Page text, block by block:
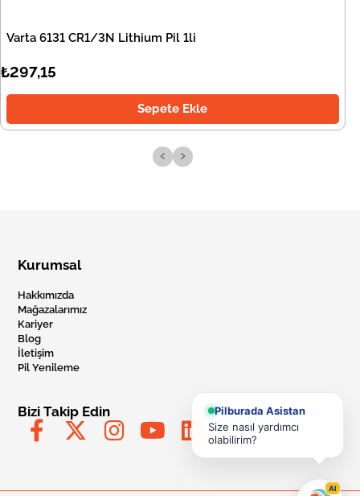
Varta 6131 CR1/3N Lithium Pil 1li
₺297,15
Sepete Ekle
‹ ›
Kurumsal
Hakkımızda
Mağazalarımız
Kariyer
Blog
İletişim
Pil Yenileme
Bizi Takip Edin
Pilburada Asistan
Size nasıl yardımcı
olabilirim?
AI